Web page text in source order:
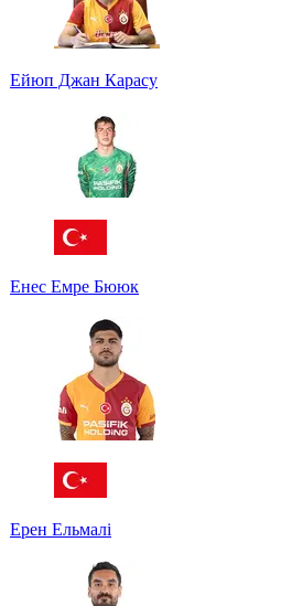
Ейюп Джан Карасу
Енес Емре Бююк
Ерен Ельмалі